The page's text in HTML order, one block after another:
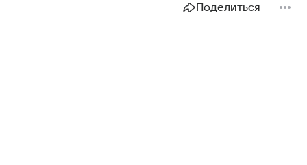
Поделиться